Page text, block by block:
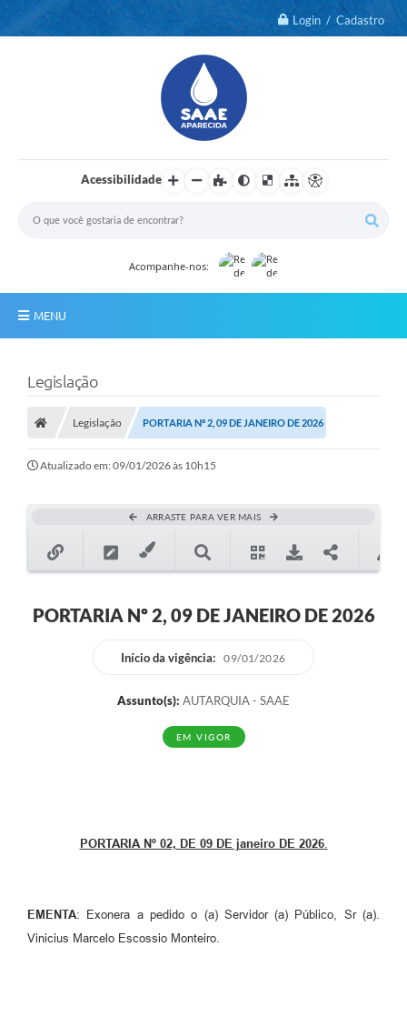
Login / Cadastro
Acessibilidade
Acompanhe-nos:
MENU
2º Via
Ouvidoria
Tarifa de água
Contato
Contas Públicas
Legislação
Legislação PORTARIA Nº 2, 09 DE JANEIRO DE 2026
Atualizado em: 09/01/2026 às 10h15
ARRASTE PARA VER MAIS
PORTARIA Nº 2, 09 DE JANEIRO DE 2026
Início da vigência: 09/01/2026
Assunto(s): AUTARQUIA - SAAE
EM VIGOR
PORTARIA Nº 02, DE 09 DE janeiro DE 2026.
EMENTA: Exonera a pedido o (a) Servidor (a) Público, Sr (a).
Vinicius Marcelo Escossio Monteiro.